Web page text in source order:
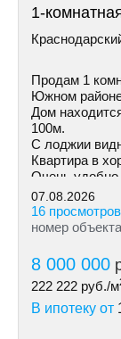
1-
Продам 1
Южном районе
Дом
100м.
С лоджии
Квартира в
Очень удобно
долгосрочную
07.08.2026
16
номер
8 000 000
222 222 руб./м
В ипотеку от